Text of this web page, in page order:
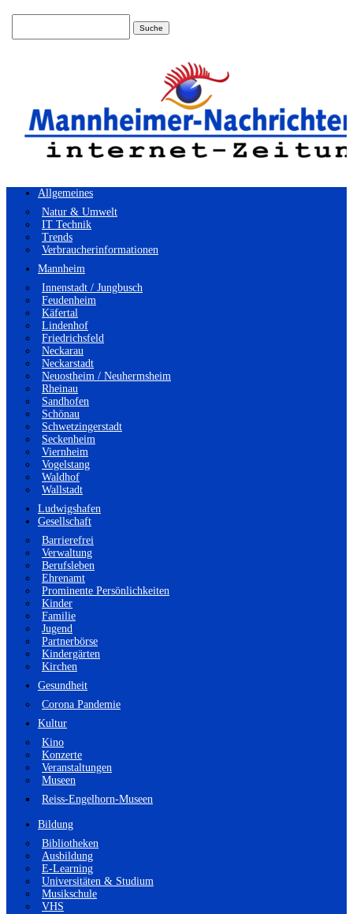
Allgemeines
Natur & Umwelt
IT Technik
Trends
Verbraucherinformationen
Mannheim
Innenstadt / Jungbusch
Feudenheim
Käfertal
Lindenhof
Friedrichsfeld
Neckarau
Neckarstadt
Neuostheim / Neuhermsheim
Rheinau
Sandhofen
Schönau
Schwetzingerstadt
Seckenheim
Viernheim
Vogelstang
Waldhof
Wallstadt
Ludwigshafen
Gesellschaft
Barrierefrei
Verwaltung
Berufsleben
Ehrenamt
Prominente Persönlichkeiten
Kinder
Familie
Jugend
Partnerbörse
Kindergärten
Kirchen
Gesundheit
Corona Pandemie
Kultur
Kino
Konzerte
Veranstaltungen
Museen
Reiss-Engelhorn-Museen
Bildung
Bibliotheken
Ausbildung
E-Learning
Universitäten & Studium
Musikschule
VHS